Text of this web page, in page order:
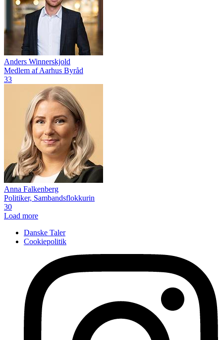
Anders Winnerskjold
Medlem af Aarhus Byråd
33
Anna Falkenberg
Politiker, Sambandsflokkurin
30
Load more
Danske Taler
Cookiepolitik